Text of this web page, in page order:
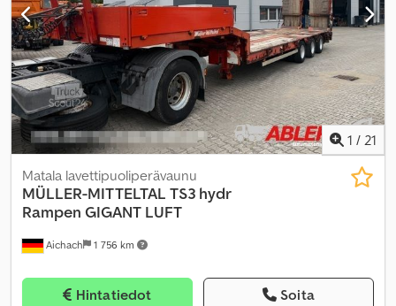
1 / 21
Aichach 1 756 km
Matala lavettipuoliperävaunu
MÜLLER-MITTELTAL TS3 hydr
Rampen GIGANT LUFT
Hintatiedot Soita